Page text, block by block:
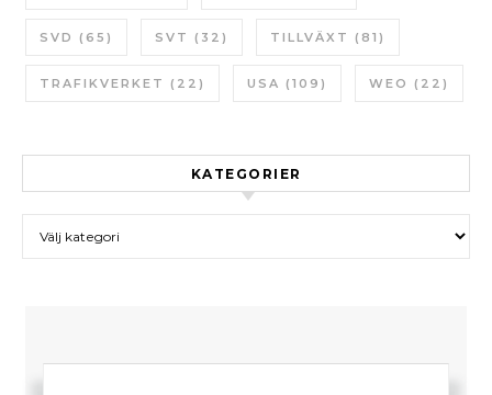
SVD (65) SVT (32) TILLVÄXT (81)
TRAFIKVERKET (22) USA (109) WEO (22)
KATEGORIER